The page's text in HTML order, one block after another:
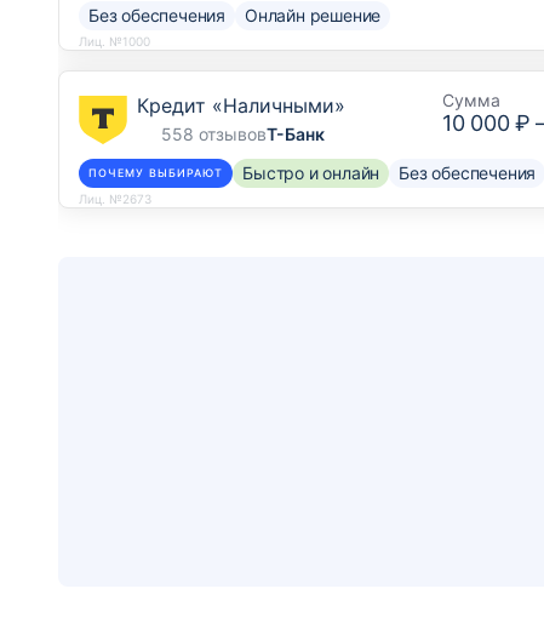
Без обеспечения Онлайн решение
Лиц. №1000
Кредит «Наличными»
558 отзывовТ-Банк
Сумма
10 000 ₽
ПОЧЕМУ ВЫБИРАЮТ Быстро и онлайн Без обеспечения
Лиц. №2673